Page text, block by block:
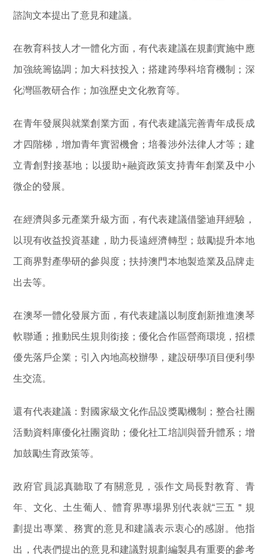
諮詢文本提出了意見和建議。
在教育科技人才一體化方面，有代表建議在規劃實施中應
加強統籌協調；加大科技投入；搭建跨學科培育機制；深
化灣區教研合作；加強歷史文化教育等。
在青年發展與就業創業方面，有代表建議完善青年成長成
才四階梯，增加青年實習機會；培養涉外法律人才等；建
立青創對接基地；以援助+融資政策支持青年創業及中小
微企的發展。
在經濟與多元產業升級方面，有代表建議借鑒迪拜經驗，
以現有收益投資基建，助力長遠經濟轉型；鼓勵提升本地
工商界對產學研的參與度；扶持澳門本地製造業及品牌走
出去等。
在澳琴一體化發展方面，有代表建議以制度創新推進澳琴
軟聯通；推動民生規則銜接；優化合作區營商環境，招標
優先落戶企業；引入內地高校辦學，建設研學項目便利學
生交流。
還有代表建議：對國家級文化作品設獎勵機制；整合社團
活動資料庫優化社團資助；優化社工培訓與晉升體系；增
加鼓勵生育政策等。
政府官員認真聽取了有關意見，張作文局長對教育、青
年、文化、土生葡人、體育界專場界別代表就“三五＂規
劃提出專業、務實的意見和建議表示衷心的感謝。他指
出，代表們提出的意見和建議對規劃編製具有重要的參考